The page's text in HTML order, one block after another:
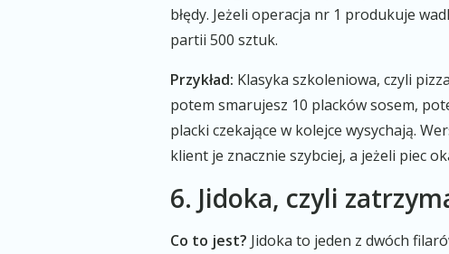
błędy. Jeżeli operacja nr 1 produkuje
partii 500 sztuk.
Przykład: Klasyka szkoleniowa, czyli
potem smarujesz 10 placków sosem,
placki czekające w kolejce wysychają.
klient je znacznie szybciej, a jeżeli piec
6. Jidoka, czyli
Co to jest? Jidoka to jeden z dwóch